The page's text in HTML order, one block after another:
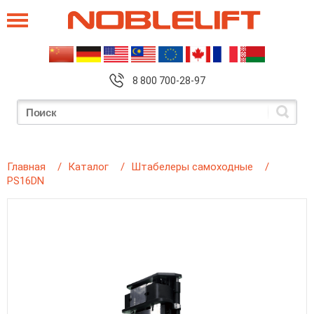
8 800 700-28-97
Главная Каталог
Штабелеры самоходные
PS16DN